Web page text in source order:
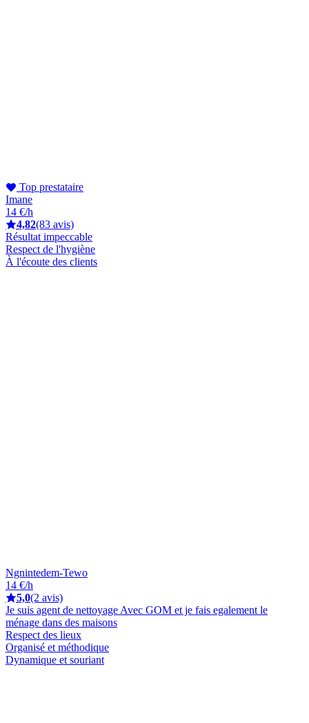
Top prestataire
Imane
14 €/h
4,82(83 avis)
Résultat impeccable
Respect de l'hygiène
À l'écoute des clients
Ngnintedem-Tewo
14 €/h
5,0(2 avis)
Je suis agent de nettoyage Avec GOM et je fais egalement le
ménage dans des maisons
Respect des lieux
Organisé et méthodique
Dynamique et souriant